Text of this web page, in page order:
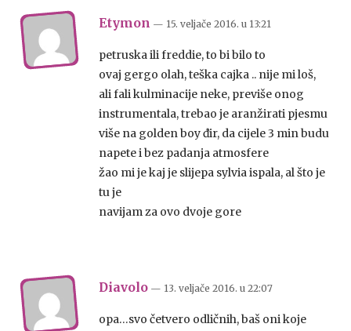
Etymon — 15. veljače 2016. u 13:21
petruska ili freddie, to bi bilo to
ovaj gergo olah, teška cajka .. nije mi loš,
ali fali kulminacije neke, previše onog
instrumentala, trebao je aranžirati pjesmu
više na golden boy đir, da cijele 3 min budu
napete i bez padanja atmosfere
žao mi je kaj je slijepa sylvia ispala, al što je
tu je
navijam za ovo dvoje gore
Diavolo — 13. veljače 2016. u 22:07
opa…svo četvero odličnih, baš oni koje